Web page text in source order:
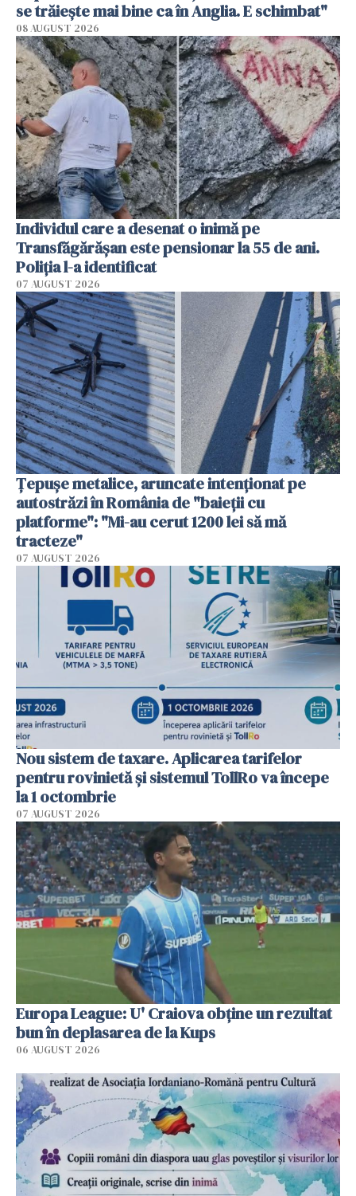
se trăiește mai bine ca în Anglia. E schimbat"
08 AUGUST 2026
Individul care a desenat o inimă pe
Transfăgărășan este pensionar la 55 de ani.
Poliția l-a identificat
07 AUGUST 2026
Țepușe metalice, aruncate intenționat pe
autostrăzi în România de "baieții cu
platforme": "Mi-au cerut 1200 lei să mă
tracteze"
07 AUGUST 2026
Nou sistem de taxare. Aplicarea tarifelor
pentru rovinietă şi sistemul TollRo va începe
la 1 octombrie
07 AUGUST 2026
Europa League: U' Craiova obține un rezultat
bun în deplasarea de la Kups
06 AUGUST 2026